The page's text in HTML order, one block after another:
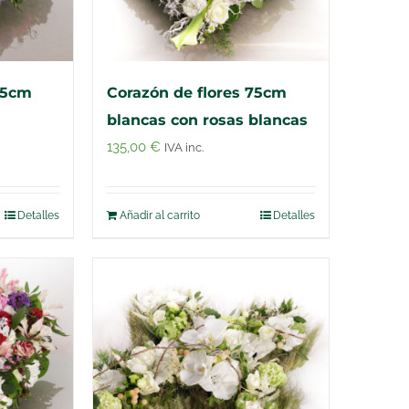
Detalles
Corazón de flores 75cm
blancas con rosas blancas
135,00€ IVA inc.
Añadir al carrito Detalles